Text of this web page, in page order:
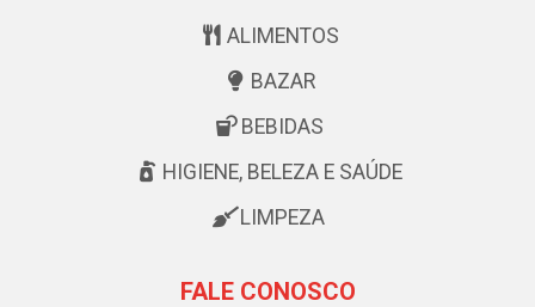
ALIMENTOS
BAZAR
BEBIDAS
HIGIENE, BELEZA E SAÚDE
LIMPEZA
FALE CONOSCO